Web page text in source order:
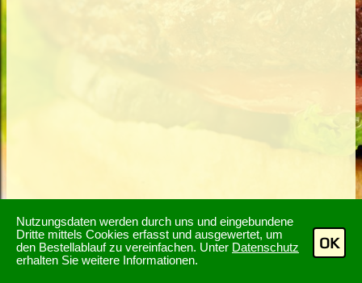
Nutzungsdaten werden durch uns und eingebundene
Dritte mittels Cookies erfasst und ausgewertet, um
den Bestellablauf zu vereinfachen. Unter Datenschutz
erhalten Sie weitere Informationen.
OK